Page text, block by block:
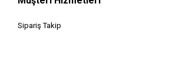
Sipariş Takip